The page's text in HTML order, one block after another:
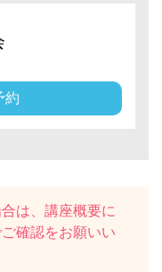
約
は、講座概要に
確認をお願いい